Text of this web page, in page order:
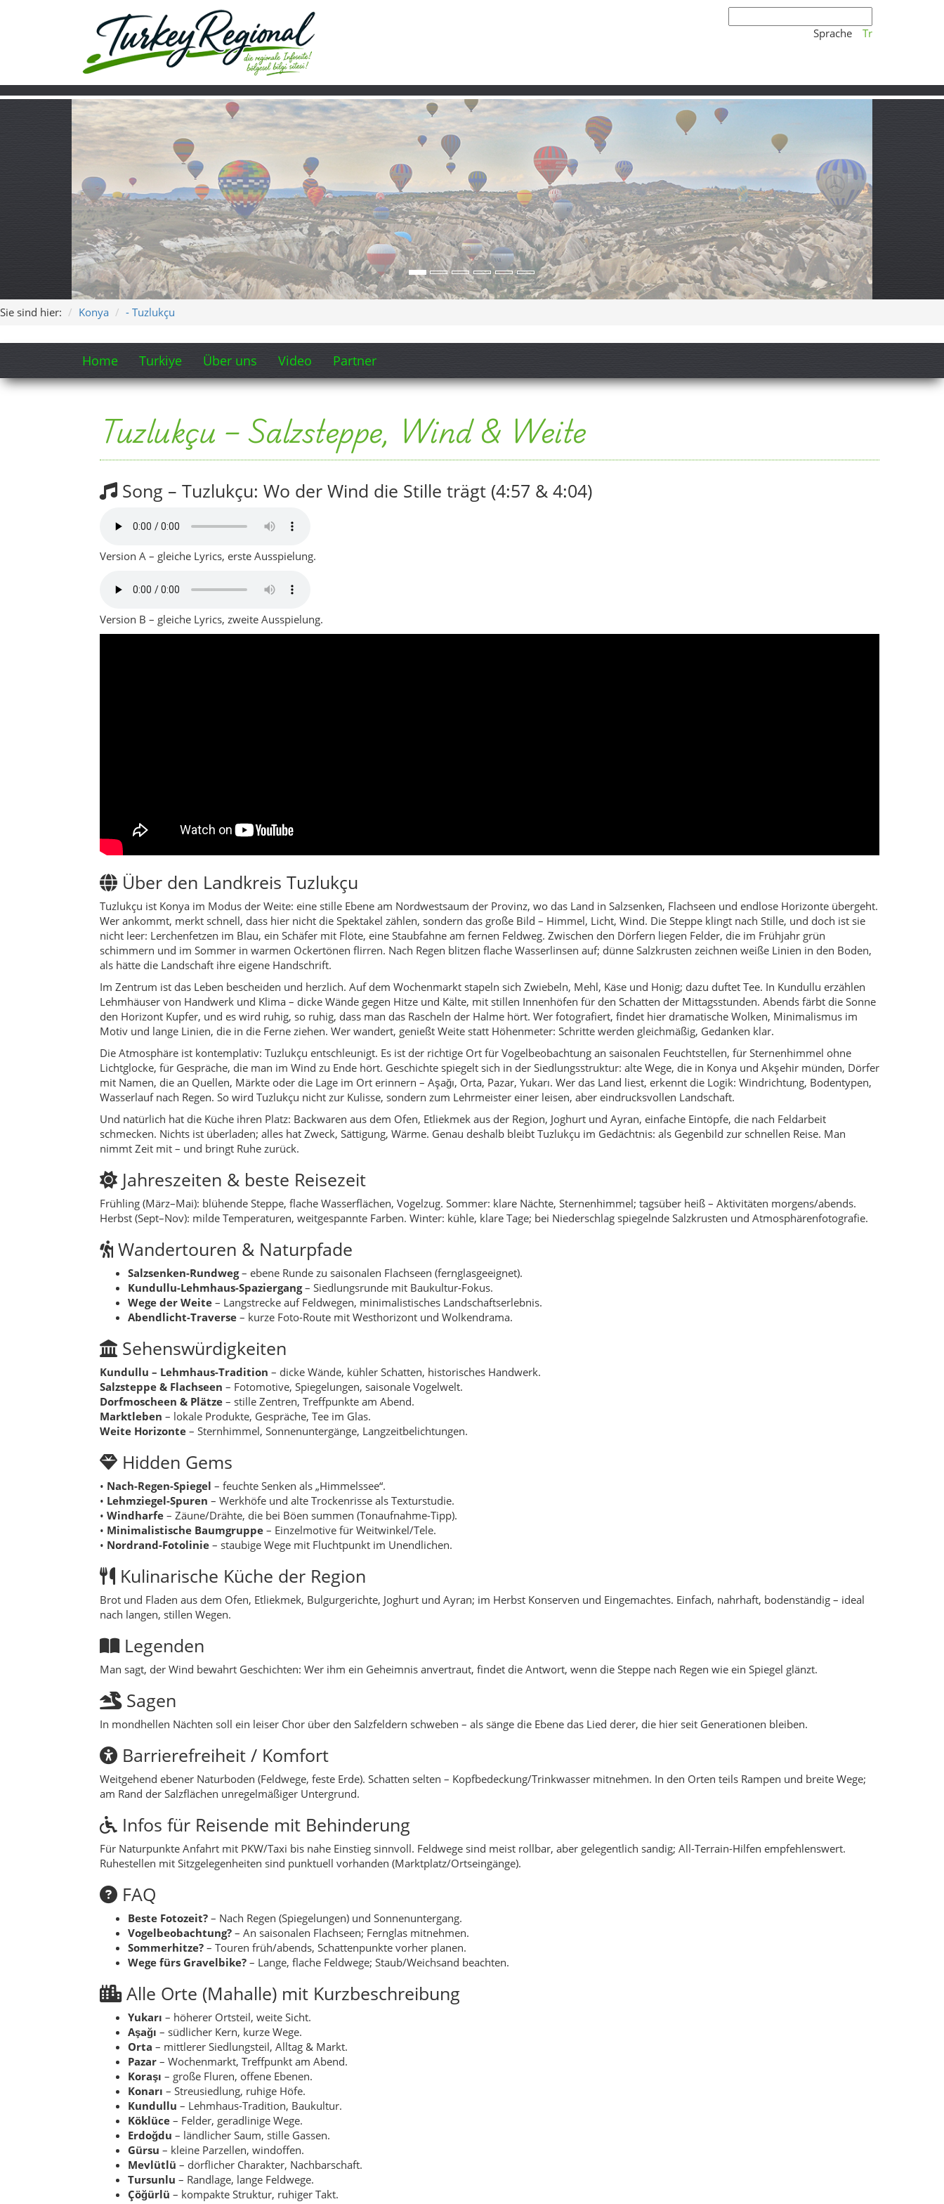
Sprache Tr
Sie sind hier: Konya - Tuzlukçu
Home Turkiye Über uns Video Partner
Tuzlukçu – Salzsteppe, Wind & Weite
Song – Tuzlukçu: Wo der Wind die Stille trägt (4:57 & 4:04)
Version A – gleiche Lyrics, erste Ausspielung.
Version B – gleiche Lyrics, zweite Ausspielung.
Über den Landkreis Tuzlukçu
Tuzlukçu ist Konya im Modus der Weite: eine stille Ebene am Nordwestsaum der Provinz, wo das Land in Salzsenken, Flachseen und endlose Horizonte übergeht.
Wer ankommt, merkt schnell, dass hier nicht die Spektakel zählen, sondern das große Bild – Himmel, Licht, Wind. Die Steppe klingt nach Stille, und doch ist sie
nicht leer: Lerchenfetzen im Blau, ein Schäfer mit Flöte, eine Staubfahne am fernen Feldweg. Zwischen den Dörfern liegen Felder, die im Frühjahr grün
schimmern und im Sommer in warmen Ockertönen flirren. Nach Regen blitzen flache Wasserlinsen auf; dünne Salzkrusten zeichnen weiße Linien in den Boden,
als hätte die Landschaft ihre eigene Handschrift.
Im Zentrum ist das Leben bescheiden und herzlich. Auf dem Wochenmarkt stapeln sich Zwiebeln, Mehl, Käse und Honig; dazu duftet Tee. In Kundullu erzählen
Lehmhäuser von Handwerk und Klima – dicke Wände gegen Hitze und Kälte, mit stillen Innenhöfen für den Schatten der Mittagsstunden. Abends färbt die Sonne
den Horizont Kupfer, und es wird ruhig, so ruhig, dass man das Rascheln der Halme hört. Wer fotografiert, findet hier dramatische Wolken, Minimalismus im
Motiv und lange Linien, die in die Ferne ziehen. Wer wandert, genießt Weite statt Höhenmeter: Schritte werden gleichmäßig, Gedanken klar.
Die Atmosphäre ist kontemplativ: Tuzlukçu entschleunigt. Es ist der richtige Ort für Vogelbeobachtung an saisonalen Feuchtstellen, für Sternenhimmel ohne
Lichtglocke, für Gespräche, die man im Wind zu Ende hört. Geschichte spiegelt sich in der Siedlungsstruktur: alte Wege, die in Konya und Akşehir münden, Dörfer
mit Namen, die an Quellen, Märkte oder die Lage im Ort erinnern – Aşağı, Orta, Pazar, Yukarı. Wer das Land liest, erkennt die Logik: Windrichtung, Bodentypen,
Wasserlauf nach Regen. So wird Tuzlukçu nicht zur Kulisse, sondern zum Lehrmeister einer leisen, aber eindrucksvollen Landschaft.
Und natürlich hat die Küche ihren Platz: Backwaren aus dem Ofen, Etliekmek aus der Region, Joghurt und Ayran, einfache Eintöpfe, die nach Feldarbeit
schmecken. Nichts ist überladen; alles hat Zweck, Sättigung, Wärme. Genau deshalb bleibt Tuzlukçu im Gedächtnis: als Gegenbild zur schnellen Reise. Man
nimmt Zeit mit – und bringt Ruhe zurück.
Jahreszeiten & beste Reisezeit
Frühling (März–Mai): blühende Steppe, flache Wasserflächen, Vogelzug. Sommer: klare Nächte, Sternenhimmel; tagsüber heiß – Aktivitäten morgens/abends.
Herbst (Sept–Nov): milde Temperaturen, weitgespannte Farben. Winter: kühle, klare Tage; bei Niederschlag spiegelnde Salzkrusten und Atmosphärenfotografie.
Wandertouren & Naturpfade
Salzsenken-Rundweg– ebene Runde zu saisonalen Flachseen (fernglasgeeignet).
Kundullu-Lehmhaus-Spaziergang– Siedlungsrunde mit Baukultur-Fokus.
Wege der Weite – Langstrecke auf Feldwegen, minimalistisches Landschaftserlebnis.
Abendlicht-Traverse – kurze Foto-Route mit Westhorizont und Wolkendrama.
Sehenswürdigkeiten
Kundullu – Lehmhaus-Tradition – dicke Wände, kühler Schatten, historisches Handwerk.
Salzsteppe & Flachseen – Fotomotive, Spiegelungen, saisonale Vogelwelt.
Dorfmoscheen & Plätze – stille Zentren, Treffpunkte am Abend.
Marktleben – lokale Produkte, Gespräche, Tee im Glas.
Weite Horizonte – Sternhimmel, Sonnenuntergänge, Langzeitbelichtungen.
Hidden Gems
• Nach-Regen-Spiegel – feuchte Senken als „Himmelssee“.
• Lehmziegel-Spuren – Werkhöfe und alte Trockenrisse als Texturstudie.
• Windharfe – Zäune/Drähte, die bei Böen summen (Tonaufnahme-Tipp).
• Minimalistische Baumgruppe – Einzelmotive für Weitwinkel/Tele.
• Nordrand-Fotolinie – staubige Wege mit Fluchtpunkt im Unendlichen.
Kulinarische Küche der Region
Brot und Fladen aus dem Ofen, Etliekmek, Bulgurgerichte, Joghurt und Ayran; im Herbst Konserven und Eingemachtes. Einfach, nahrhaft, bodenständig – ideal
nach langen, stillen Wegen.
Legenden
Man sagt, der Wind bewahrt Geschichten: Wer ihm ein Geheimnis anvertraut, findet die Antwort, wenn die Steppe nach Regen wie ein Spiegel glänzt.
Sagen
In mondhellen Nächten soll ein leiser Chor über den Salzfeldern schweben – als sänge die Ebene das Lied derer, die hier seit Generationen bleiben.
Barrierefreiheit / Komfort
Weitgehend ebener Naturboden (Feldwege, feste Erde). Schatten selten – Kopfbedeckung/Trinkwasser mitnehmen. In den Orten teils Rampen und breite Wege;
am Rand der Salzflächen unregelmäßiger Untergrund.
Infos für Reisende mit Behinderung
Für Naturpunkte Anfahrt mit PKW/Taxi bis nahe Einstieg sinnvoll. Feldwege sind meist rollbar, aber gelegentlich sandig; All-Terrain-Hilfen empfehlenswert.
Ruhestellen mit Sitzgelegenheiten sind punktuell vorhanden (Marktplatz/Ortseingänge).
FAQ
Beste Fotozeit? – Nach Regen (Spiegelungen) und Sonnenuntergang.
Vogelbeobachtung? – An saisonalen Flachseen; Fernglas mitnehmen.
Sommerhitze? – Touren früh/abends, Schattenpunkte vorher planen.
Wege fürs Gravelbike? – Lange, flache Feldwege; Staub/Weichsand beachten.
Alle Orte (Mahalle) mit Kurzbeschreibung
Yukarı – höherer Ortsteil, weite Sicht.
Aşağı – südlicher Kern, kurze Wege.
Orta – mittlerer Siedlungsteil, Alltag & Markt.
Pazar – Wochenmarkt, Treffpunkt am Abend.
Koraşı – große Fluren, offene Ebenen.
Konarı – Streusiedlung, ruhige Höfe.
Kundullu – Lehmhaus-Tradition, Baukultur.
Köklüce – Felder, geradlinige Wege.
Erdoğdu – ländlicher Saum, stille Gassen.
Gürsu – kleine Parzellen, windoffen.
Mevlütlü – dörflicher Charakter, Nachbarschaft.
Tursunlu – Randlage, lange Feldwege.
Çöğürlü – kompakte Struktur, ruhiger Takt.